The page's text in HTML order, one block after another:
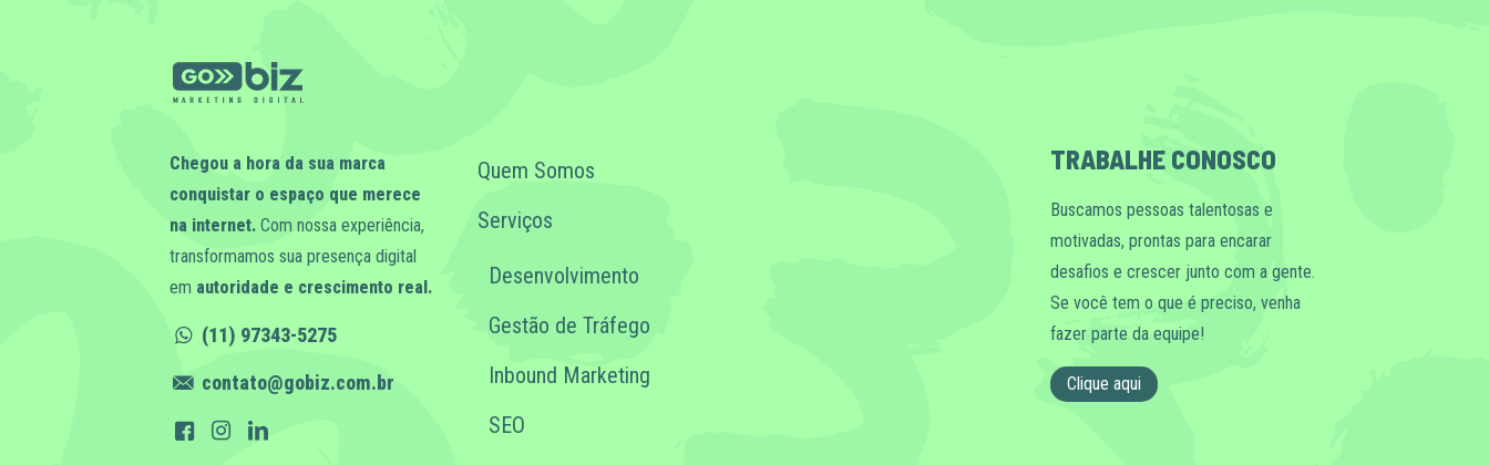
Chegou a hora da sua marca
conquistar o espaço que merece
na internet.Com nossa experiência,
transformamos sua presença digital
em autoridade e crescimento real.
(11) 97343-5275
contato@gobiz.com.br
Quem Somos
Serviços
Desenvolvimento
Gestão de Tráfego
Inbound Marketing
SEO
TRABALHE CONOSCO
Buscamos pessoas talentosas e
motivadas, prontas para encarar
desafios e crescer junto com a gente.
Se você tem o que é preciso, venha
fazer parte da equipe!
Clique aqui